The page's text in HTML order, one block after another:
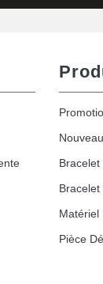
Matériel
Pièce